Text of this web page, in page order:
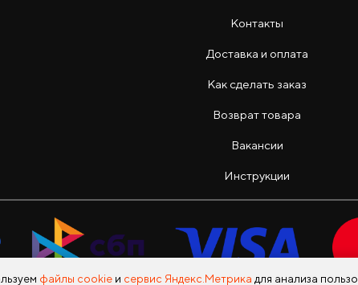
Контакты
Доставка и оплата
Как сделать заказ
Возврат товара
Вакансии
Инструкции
файлы cookie и сервис Яндекс.Метрика для анализа